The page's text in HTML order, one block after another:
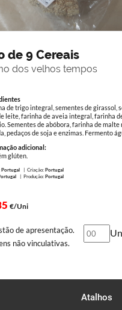
de 9 Cereais
dos velhos tempos
de trigo integral, sementes de girassol,
leite, farinha de aveia integral, farinha
Sementes de abóbora, farinha de
pedaços de soja e enzimas. Fermento
adicional:
glúten.
Portugal| Criação: Portugal
| Produção: Portugal
€/Uni
de apresentação.
não vinculativas.
Atalhos